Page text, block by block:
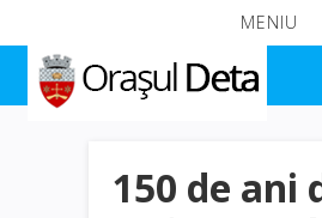
MENIU
150 de ani